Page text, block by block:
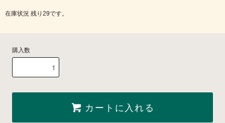
在庫状況 残り29です。
購入数
カートに入れる